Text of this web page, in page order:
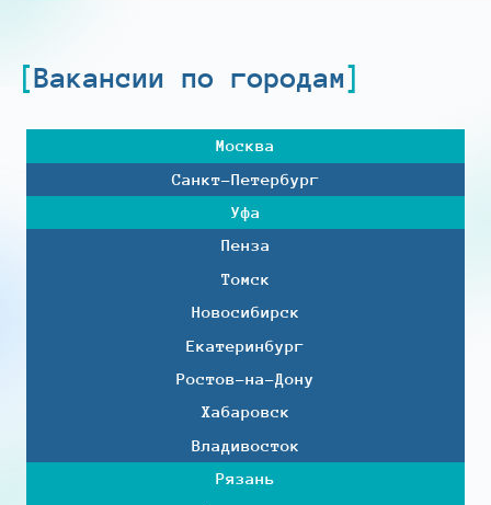
Вакансии по городам
Москва
Санкт-Петербург
Уфа
Пенза
Томск
Новосибирск
Екатеринбург
Ростов-на-Дону
Хабаровск
Владивосток
Рязань